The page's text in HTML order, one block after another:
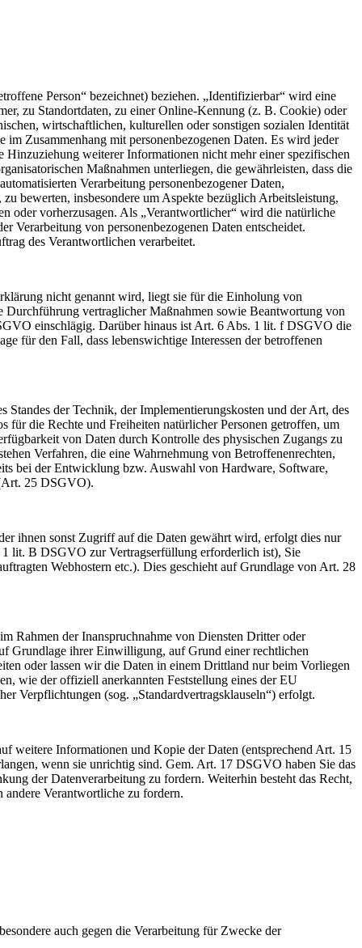
Person“ bezeichnet) beziehen. „Identifizierbar“ wird eine
zu Standortdaten, zu einer Online-Kennung (z. B. Cookie) oder
wirtschaftlichen, kulturellen oder sonstigen sozialen Identität
Zusammenhang mit personenbezogenen Daten. Es wird jeder
Hinzuziehung weiterer Informationen nicht mehr einer spezifischen
Maßnahmen unterliegen, die gewährleisten, dass die
Verarbeitung personenbezogener Daten,
bewerten, insbesondere um Aspekte bezüglich Arbeitsleistung,
oder vorherzusagen. Als „Verantwortlicher“ wird die natürliche
Verarbeitung von personenbezogenen Daten entscheidet.
des Verantwortlichen verarbeitet.
nicht genannt wird, liegt sie für die Einholung von
vertraglicher Maßnahmen sowie Beantwortung von
einschlägig. Darüber hinaus ist Art. 6 Abs. 1 lit. f DSGVO die
für den Fall, dass lebenswichtige Interessen der betroffenen
der Technik, der Implementierungskosten und der Art, des
für die Rechte und Freiheiten natürlicher Personen getroffen, um
von Daten durch Kontrolle des physischen Zugangs zu
Verfahren, die eine Wahrnehmung von Betroffenenrechten,
bei der Entwicklung bzw. Auswahl von Hardware, Software,
25 DSGVO).
ihnen sonst Zugriff auf die Daten gewährt wird, erfolgt dies nur
lit. B DSGVO zur Vertragserfüllung erforderlich ist), Sie
Webhostern etc.). Dies geschieht auf Grundlage von Art. 28
Rahmen der Inanspruchnahme von Diensten Dritter oder
Grundlage ihrer Einwilligung, auf Grund einer rechtlichen
oder lassen wir die Daten in einem Drittland nur beim Vorliegen
wie der offiziell anerkannten Feststellung eines der EU
Verpflichtungen (sog. „Standardvertragsklauseln“) erfolgt.
weitere Informationen und Kopie der Daten (entsprechend Art. 15
wenn sie unrichtig sind. Gem. Art. 17 DSGVO haben Sie das
der Datenverarbeitung zu fordern. Weiterhin besteht das Recht,
andere Verantwortliche zu fordern.
auch gegen die Verarbeitung für Zwecke der